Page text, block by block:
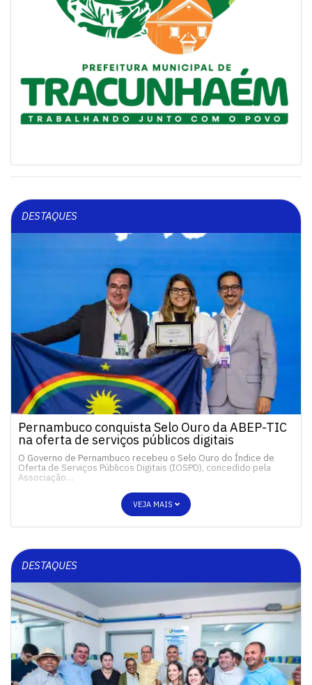
DESTAQUES
Pernambuco conquista Selo Ouro da ABEP-TIC
na oferta de serviços públicos digitais
O Governo de Pernambuco recebeu o Selo Ouro do Índice de
Oferta de Serviços Públicos Digitais (IOSPD), concedido pela
Associação…
VEJA MAIS
DESTAQUES